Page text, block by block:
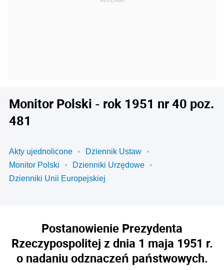
Monitor Polski - rok 1951 nr 40 poz.
481
Akty ujednolicone
Dziennik Ustaw
Monitor Polski
Dzienniki Urzędowe
Dzienniki Unii Europejskiej
Postanowienie Prezydenta
Rzeczypospolitej z dnia 1 maja 1951 r.
o nadaniu odznaczeń państwowych.